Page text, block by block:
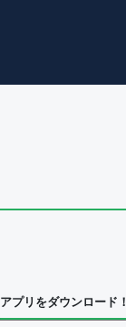
アプリをダウンロード！